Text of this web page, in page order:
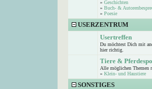
» Geschichten
» Buch- &
» Poesie
USERZENTRUM
Usertreffen
Du möchtest Dich mit
hier richtig.
Tiere &
Alle möglichen Themen
» Klein- und Haustiere
SONSTIGES